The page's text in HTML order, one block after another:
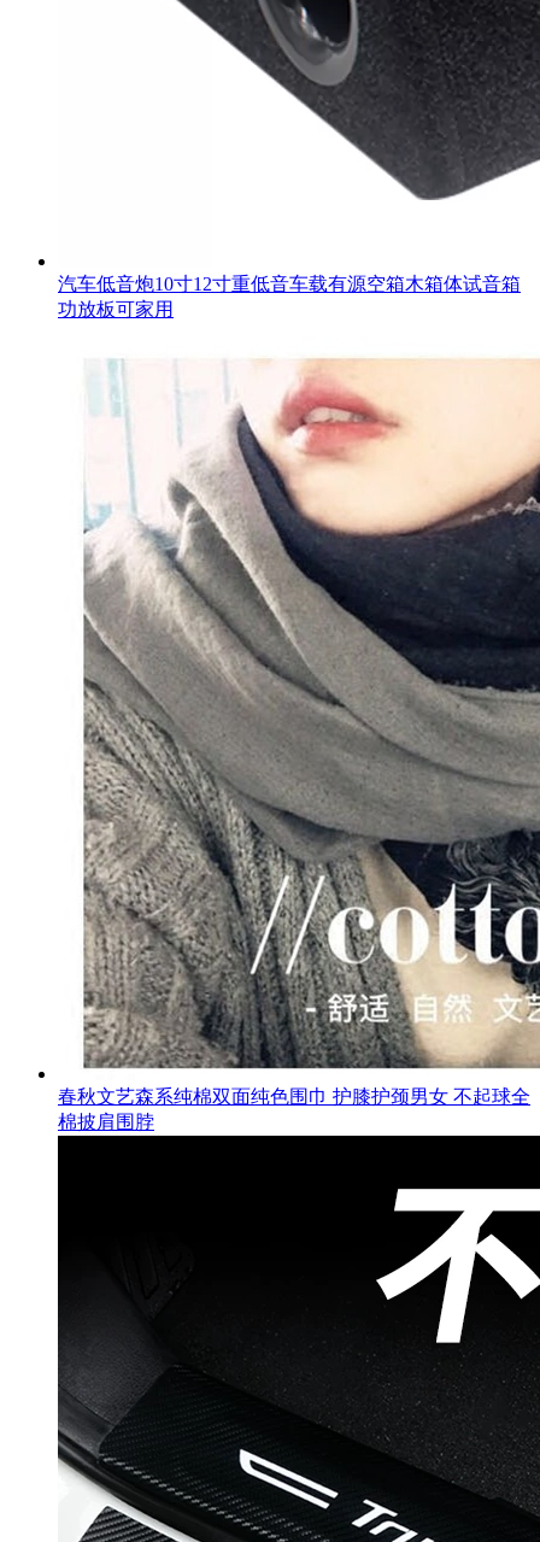
汽车低音炮10寸12寸重低音车载有源空箱木箱体试音箱
功放板可家用
春秋文艺森系纯棉双面纯色围巾 护膝护颈男女 不起球全
棉披肩围脖